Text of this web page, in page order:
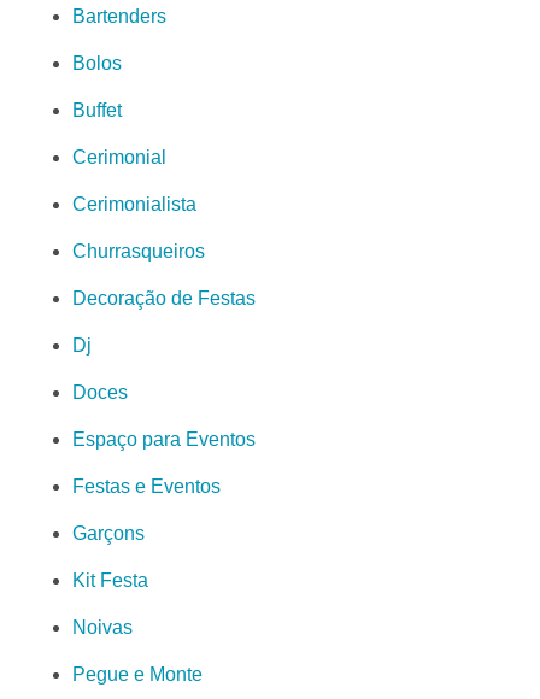
Bartenders
Bolos
Buffet
Cerimonial
Cerimonialista
Churrasqueiros
Decoração de Festas
Dj
Doces
Espaço para Eventos
Festas e Eventos
Garçons
Kit Festa
Noivas
Pegue e Monte